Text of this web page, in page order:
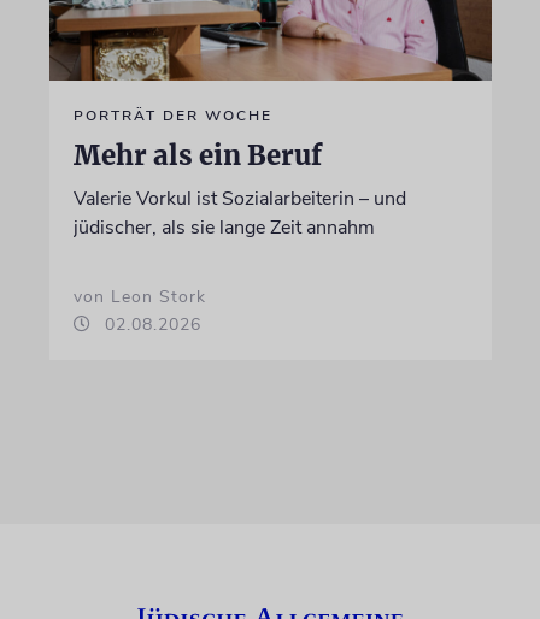
PORTRÄT DER WOCHE
Mehr als ein Beruf
Valerie Vorkul ist Sozialarbeiterin – und
jüdischer, als sie lange Zeit annahm
von Leon Stork
02.08.2026